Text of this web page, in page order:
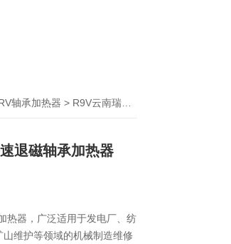
轴承加热器 > R9V云南瑞德RV系列恒温控制快速退磁轴承加热器
退磁轴承加热器
热器，广泛适用于发电厂、纺
维护等领域的机械制造维修